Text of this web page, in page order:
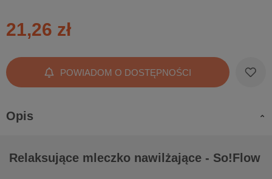
21,26 zł
POWIADOM O DOSTĘPNOŚCI
Opis
Relaksujące mleczko nawilżające - So!Flow